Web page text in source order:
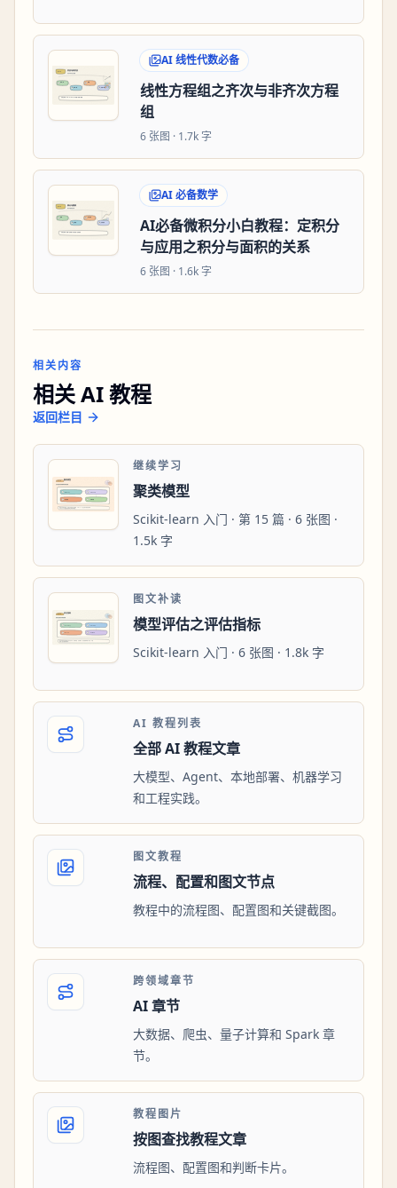
AI 线性代数必备
线性方程组之齐次与非齐次方程
组
6 张图 · 1.7k 字
AI 必备数学
AI必备微积分小白教程：定积分
与应用之积分与面积的关系
6 张图 · 1.6k 字
相关内容
相关 AI 教程
返回栏目
继续学习
聚类模型
Scikit-learn 入门 · 第 15 篇 · 6 张图 ·
1.5k 字
图文补读
模型评估之评估指标
Scikit-learn 入门 · 6 张图 · 1.8k 字
AI 教程列表
全部 AI 教程文章
大模型、Agent、本地部署、机器学习
和工程实践。
图文教程
流程、配置和图文节点
教程中的流程图、配置图和关键截图。
跨领域章节
AI 章节
大数据、爬虫、量子计算和 Spark 章
节。
教程图片
按图查找教程文章
流程图、配置图和判断卡片。